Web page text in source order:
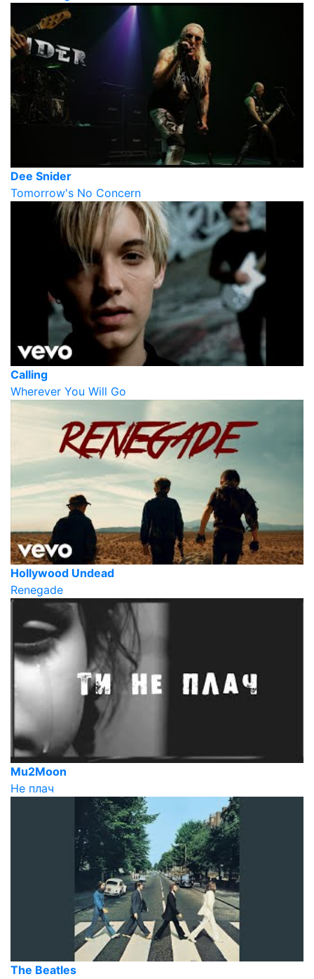
Dee Snider
Tomorrow's No Concern
Calling
Wherever You Will Go
Hollywood Undead
Renegade
Mu2Moon
Не плач
The Beatles